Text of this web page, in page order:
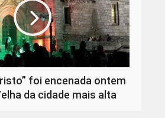
foi encenada ontem
da cidade mais alta